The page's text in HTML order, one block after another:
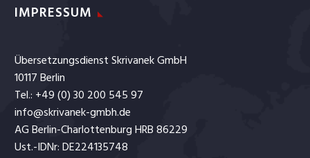
IMPRESSUM
Übersetzungsdienst Skrivanek GmbH
10117 Berlin
Tel.: +49 (0) 30 200 545 97
info@skrivanek-gmbh.de
AG Berlin-Charlottenburg HRB 86229
Ust.-IDNr: DE224135748